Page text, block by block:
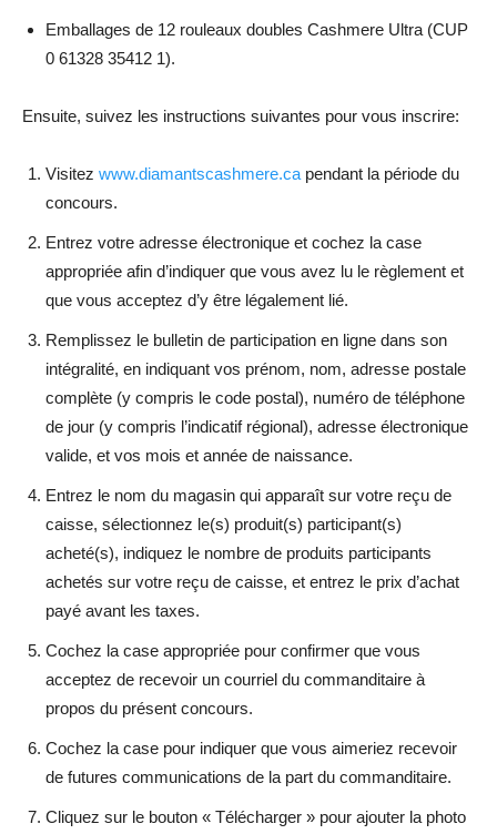
Emballages de 12 rouleaux doubles Cashmere Ultra (CUP
0 61328 35412 1).
Ensuite, suivez les instructions suivantes pour vous inscrire:
Visitez www.diamantscashmere.ca pendant la période du
concours.
Entrez votre adresse électronique et cochez la case
appropriée afin d’indiquer que vous avez lu le règlement et
que vous acceptez d’y être légalement lié.
Remplissez le bulletin de participation en ligne dans son
intégralité, en indiquant vos prénom, nom, adresse postale
complète (y compris le code postal), numéro de téléphone
de jour (y compris l’indicatif régional), adresse électronique
valide, et vos mois et année de naissance.
Entrez le nom du magasin qui apparaît sur votre reçu de
caisse, sélectionnez le(s) produit(s) participant(s)
acheté(s), indiquez le nombre de produits participants
achetés sur votre reçu de caisse, et entrez le prix d’achat
payé avant les taxes.
Cochez la case appropriée pour confirmer que vous
acceptez de recevoir un courriel du commanditaire à
propos du présent concours.
Cochez la case pour indiquer que vous aimeriez recevoir
de futures communications de la part du commanditaire.
Cliquez sur le bouton « Télécharger » pour ajouter la photo